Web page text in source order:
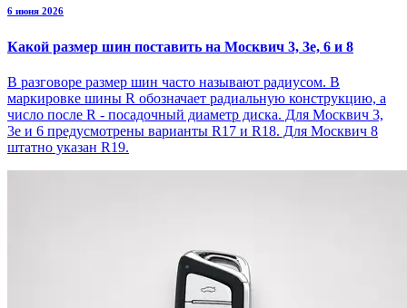
6 июня 2026
Какой размер шин поставить на Москвич 3, 3е, 6 и 8
В разговоре размер шин часто называют радиусом. В
маркировке шины R обозначает радиальную конструкцию, а
число после R - посадочный диаметр диска. Для Москвич 3,
3е и 6 предусмотрены варианты R17 и R18. Для Москвич 8
штатно указан R19.